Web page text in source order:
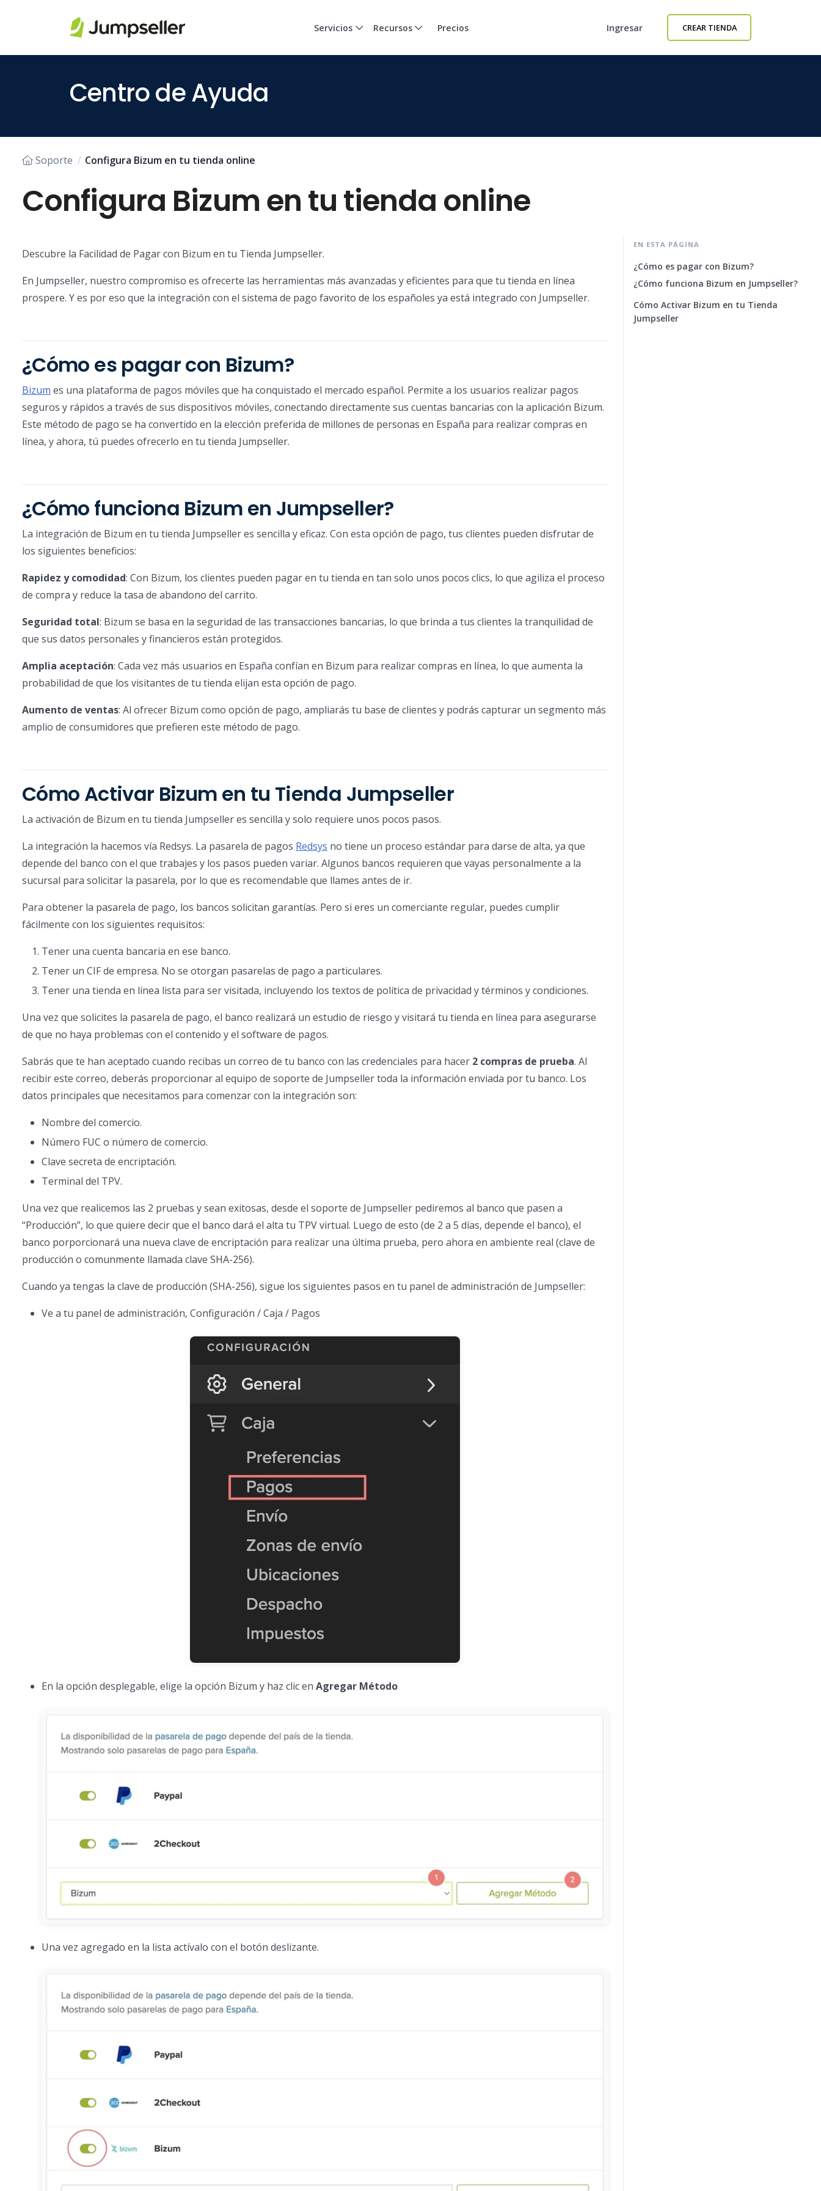
Saltar al contenido principal
Servicios Recursos Precios Ingresar CREAR TIENDA
Centro de Ayuda
Soporte Configura Bizum en tu tienda online
Configura Bizum en tu tienda online
Descubre la Facilidad de Pagar con Bizum en tu Tienda Jumpseller.
En Jumpseller, nuestro compromiso es ofrecerte las herramientas más avanzadas y eficientes para que tu tienda en línea
prospere. Y es por eso que la integración con el sistema de pago favorito de los españoles ya está integrado con Jumpseller.
¿Cómo es pagar con Bizum?
Bizum es una plataforma de pagos móviles que ha conquistado el mercado español. Permite a los usuarios realizar pagos
seguros y rápidos a través de sus dispositivos móviles, conectando directamente sus cuentas bancarias con la aplicación Bizum.
Este método de pago se ha convertido en la elección preferida de millones de personas en España para realizar compras en
línea, y ahora, tú puedes ofrecerlo en tu tienda Jumpseller.
¿Cómo funciona Bizum en Jumpseller?
La integración de Bizum en tu tienda Jumpseller es sencilla y eficaz. Con esta opción de pago, tus clientes pueden disfrutar de
los siguientes beneficios:
Rapidez y comodidad: Con Bizum, los clientes pueden pagar en tu tienda en tan solo unos pocos clics, lo que agiliza el proceso
de compra y reduce la tasa de abandono del carrito.
Seguridad total: Bizum se basa en la seguridad de las transacciones bancarias, lo que brinda a tus clientes la tranquilidad de
que sus datos personales y financieros están protegidos.
Amplia aceptación: Cada vez más usuarios en España confían en Bizum para realizar compras en línea, lo que aumenta la
probabilidad de que los visitantes de tu tienda elijan esta opción de pago.
Aumento de ventas: Al ofrecer Bizum como opción de pago, ampliarás tu base de clientes y podrás capturar un segmento más
amplio de consumidores que prefieren este método de pago.
Cómo Activar Bizum en tu Tienda Jumpseller
La activación de Bizum en tu tienda Jumpseller es sencilla y solo requiere unos pocos pasos.
La integración la hacemos vía Redsys. La pasarela de pagos Redsys no tiene un proceso estándar para darse de alta, ya que
depende del banco con el que trabajes y los pasos pueden variar. Algunos bancos requieren que vayas personalmente a la
sucursal para solicitar la pasarela, por lo que es recomendable que llames antes de ir.
Para obtener la pasarela de pago, los bancos solicitan garantías. Pero si eres un comerciante regular, puedes cumplir
fácilmente con los siguientes requisitos:
Tener una cuenta bancaria en ese banco.
Tener un CIF de empresa. No se otorgan pasarelas de pago a particulares.
Tener una tienda en línea lista para ser visitada, incluyendo los textos de política de privacidad y términos y condiciones.
Una vez que solicites la pasarela de pago, el banco realizará un estudio de riesgo y visitará tu tienda en línea para asegurarse
de que no haya problemas con el contenido y el software de pagos.
Sabrás que te han aceptado cuando recibas un correo de tu banco con las credenciales para hacer 2 compras de prueba. Al
recibir este correo, deberás proporcionar al equipo de soporte de Jumpseller toda la información enviada por tu banco. Los
datos principales que necesitamos para comenzar con la integración son:
Nombre del comercio.
Número FUC o número de comercio.
Clave secreta de encriptación.
Terminal del TPV.
Una vez que realicemos las 2 pruebas y sean exitosas, desde el soporte de Jumpseller pediremos al banco que pasen a
“Producción”, lo que quiere decir que el banco dará el alta tu TPV virtual. Luego de esto (de 2 a 5 días, depende el banco), el
banco porporcionará una nueva clave de encriptación para realizar una última prueba, pero ahora en ambiente real (clave de
producción o comunmente llamada clave SHA-256).
Cuando ya tengas la clave de producción (SHA-256), sigue los siguientes pasos en tu panel de administración de Jumpseller:
Ve a tu panel de administración, Configuración / Caja / Pagos
En la opción desplegable, elige la opción Bizum y haz clic en Agregar Método
Una vez agregado en la lista actívalo con el botón deslizante.
EN ESTA PÁGINA
¿Cómo es pagar con Bizum?
¿Cómo funciona Bizum en Jumpseller?
Cómo Activar Bizum en tu Tienda
Jumpseller